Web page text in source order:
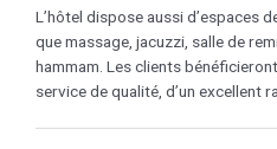
L’hôtel dispose aussi d’espaces
que massage, jacuzzi, salle de
hammam. Les clients
service de qualité, d’un excellent